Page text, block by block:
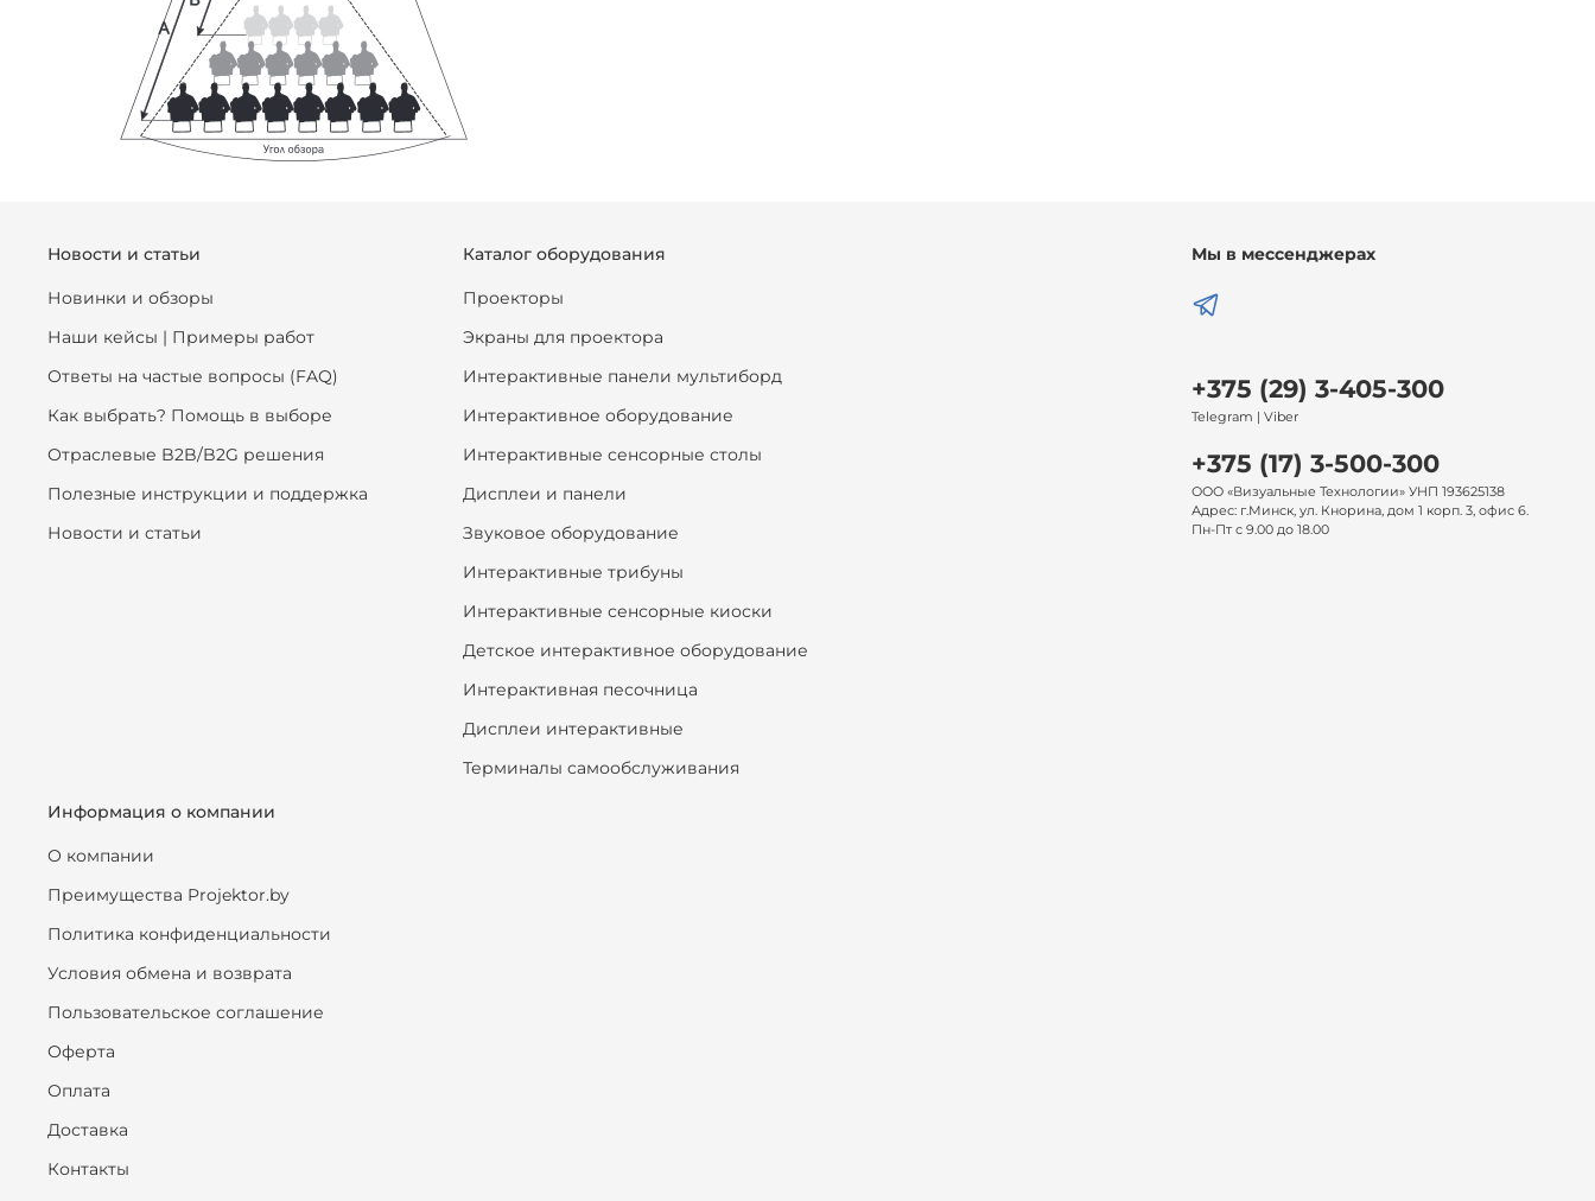
Новости и статьи
Новинки и обзоры
Наши кейсы | Примеры работ
Ответы на частые вопросы (FAQ)
Как выбрать? Помощь в выборе
Отраслевые B2B/B2G решения
Полезные инструкции и поддержка
Новости и статьи
Каталог оборудования
Проекторы
Экраны для проектора
Интерактивные панели мультиборд
Интерактивное оборудование
Интерактивные сенсорные столы
Дисплеи и панели
Звуковое оборудование
Интерактивные трибуны
Интерактивные сенсорные киоски
Детское интерактивное оборудование
Интерактивная песочница
Дисплеи интерактивные
Терминалы самообслуживания
Информация о компании
О компании
Преимущества Projektor.by
Политика конфиденциальности
Условия обмена и возврата
Пользовательское соглашение
Оферта
Оплата
Доставка
Контакты
Мы в мессенджерах
+375 (29) 3-405-300
Telegram | Viber
+375 (17) 3-500-300
ООО «Визуальные Технологии» УНП 193625138
Адрес: г.Минск, ул. Кнорина, дом 1 корп. 3, офис 6.
Пн-Пт с 9.00 до 18.00